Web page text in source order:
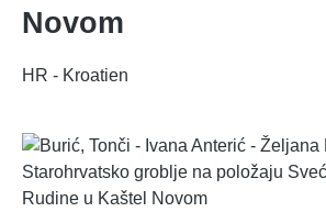
Novom
HR - Kroatien
Bildergalerie überspringen